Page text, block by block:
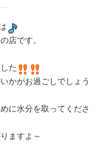
店です。
た
かがお過ごしでしょう
に水分を取ってくださ
ますよ～